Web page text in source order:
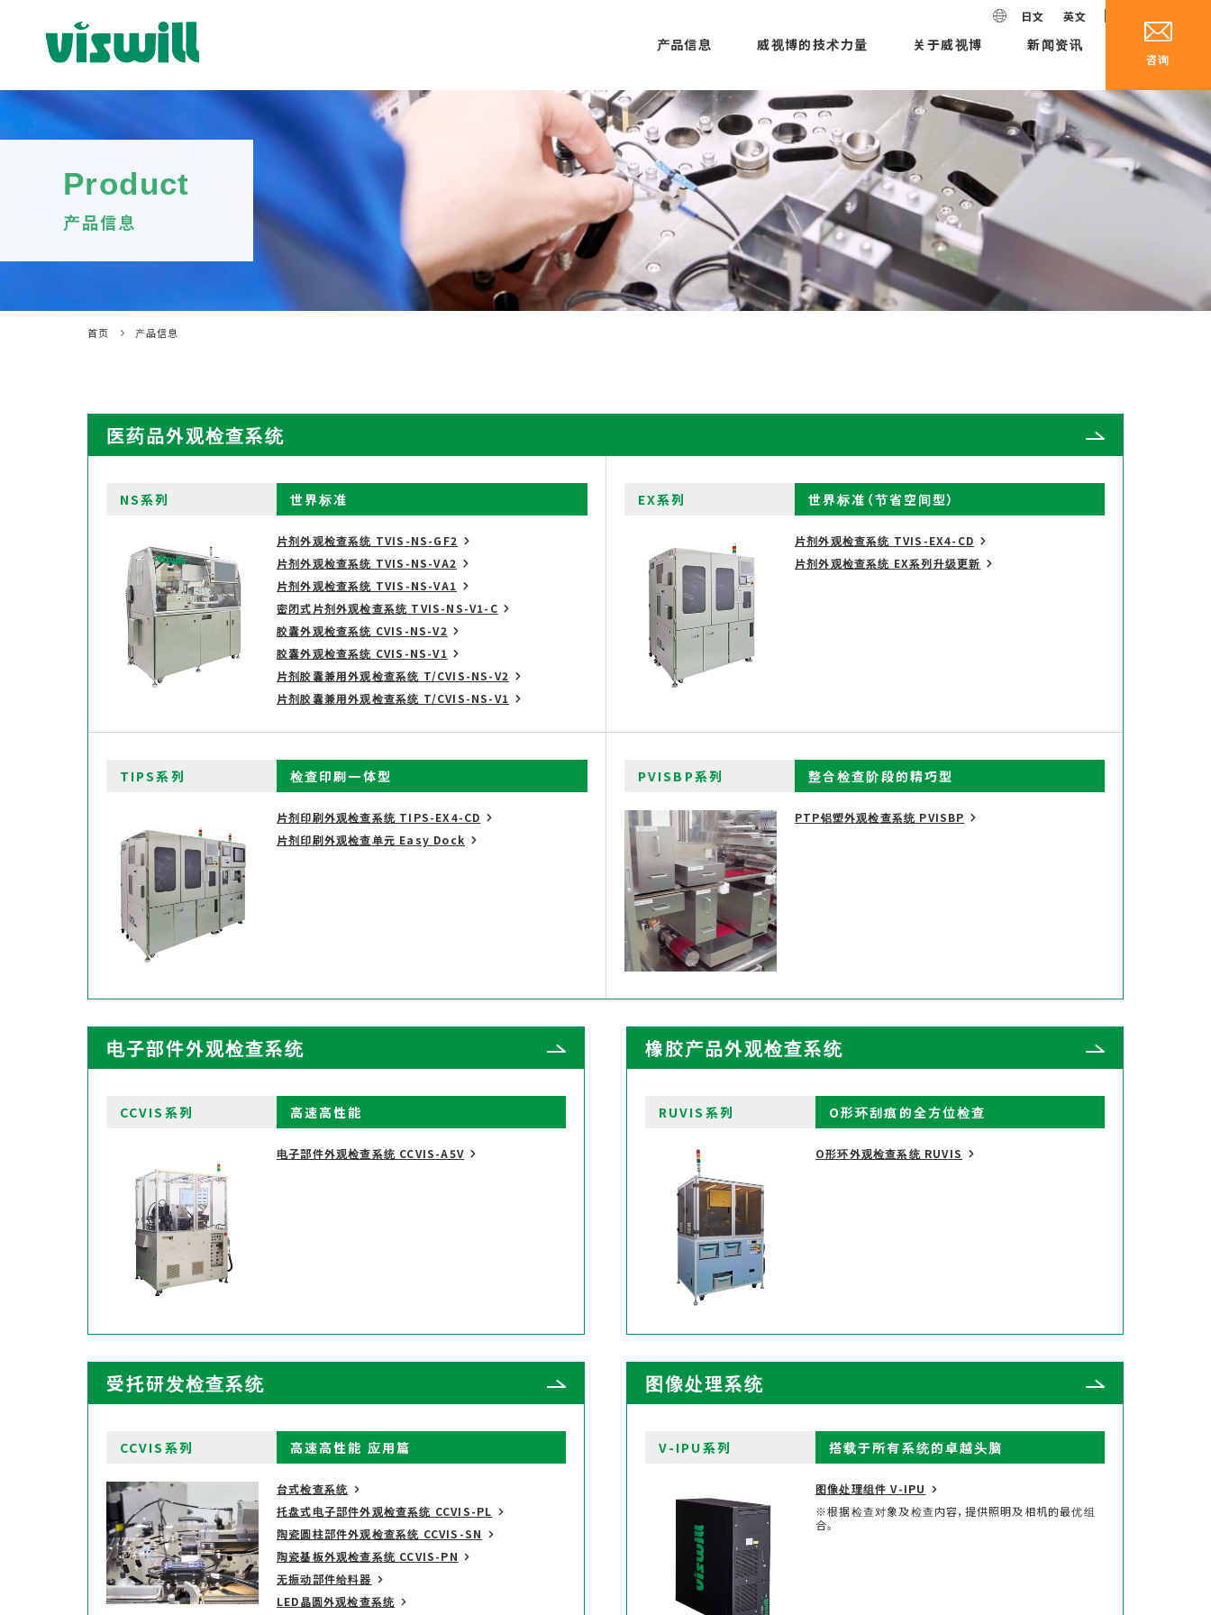
日文 英文
产品信息 威视博的技术力量 关于威视博 新闻资讯
咨询
Product
产品信息
首页 产品信息
医药品外观检查系统
NS系列 世界标准
片剂外观检查系统 TVIS-NS-GF2
片剂外观检查系统 TVIS-NS-VA2
片剂外观检查系统 TVIS-NS-VA1
密闭式片剂外观检查系统 TVIS-NS-V1-C
胶囊外观检查系统 CVIS-NS-V2
胶囊外观检查系统 CVIS-NS-V1
片剂胶囊兼用外观检查系统 T/CVIS-NS-V2
片剂胶囊兼用外观检查系统 T/CVIS-NS-V1
EX系列 世界标准（节省空间型）
片剂外观检查系统 TVIS-EX4-CD
片剂外观检查系统 EX系列升级更新
TIPS系列 检查印刷一体型
片剂印刷外观检查系统 TIPS-EX4-CD
片剂印刷外观检查单元 Easy Dock
PVISBP系列 整合检查阶段的精巧型
PTP铝塑外观检查系统 PVISBP
电子部件外观检查系统
CCVIS系列 高速高性能
电子部件外观检查系统 CCVIS-A5V
橡胶产品外观检查系统
RUVIS系列 O形环刮痕的全方位检查
O形环外观检查系统 RUVIS
受托研发检查系统
CCVIS系列 高速高性能 应用篇
台式检查系统
托盘式电子部件外观检查系统 CCVIS-PL
陶瓷圆柱部件外观检查系统 CCVIS-SN
陶瓷基板外观检查系统 CCVIS-PN
无振动部件给料器
LED晶圆外观检查系统
图像处理系统
V-IPU系列 搭载于所有系统的卓越头脑
图像处理组件 V-IPU
※根据检查对象及检查内容，提供照明及相机的最优组
合。